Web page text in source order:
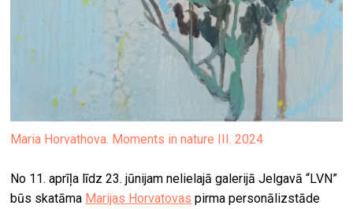
Maria Horvathova. Moments in nature III. 2024
No 11. aprīļa līdz 23. jūnijam nelielajā galerijā Jelgavā “LVN”
būs skatāma Marijas Horvatovas pirma personālizstāde